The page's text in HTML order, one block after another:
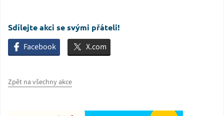
Sdílejte akci se svými přáteli!
Facebook X.com
Zpět na všechny akce